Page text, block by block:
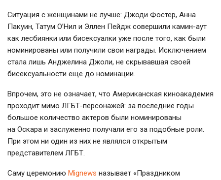
Ситуация с женщинами не лучше: Джоди Фостер, Анна
Пакуин, Татум О’Нил и Эллен Пейдж совершили камин-аут
как лесбиянки или бисексуалки уже после того, как были
номинированы или получили свои награды. Исключением
стала лишь Анджелина Джоли, не скрывавшая своей
бисексуальности еще до номинации.
Впрочем, это не означает, что Американская киноакадемия
проходит мимо ЛГБТ-персонажей: за последние годы
большое количество актеров были номинированы
на Оскара и заслуженно получали его за подобные роли.
При этом ни один из них не являлся открытым
представителем ЛГБТ.
Саму церемонию Мignews называет «Праздником